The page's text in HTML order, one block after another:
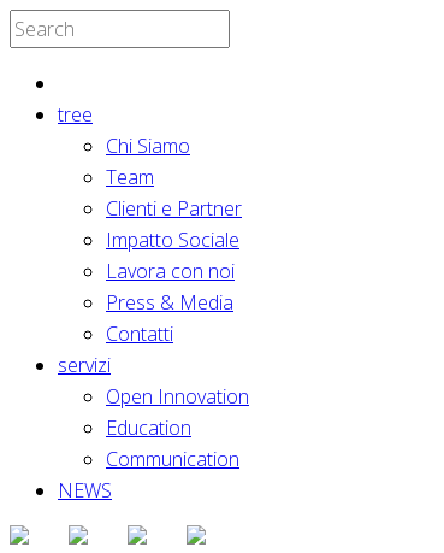
tree
Chi Siamo
Team
Clienti e Partner
Impatto Sociale
Lavora con noi
Press & Media
Contatti
servizi
Open Innovation
Education
Communication
NEWS